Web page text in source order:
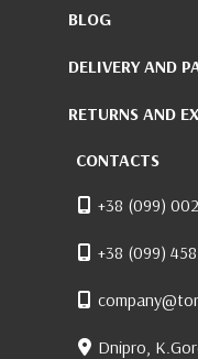
BLOG
DELIVERY AND
RETURNS AND
CONTACTS
+38 (099)
+38 (099)
Dnipro,